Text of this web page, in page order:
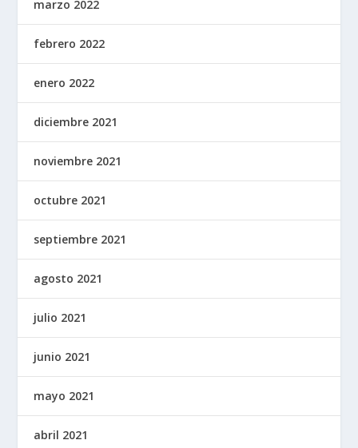
marzo 2022
febrero 2022
enero 2022
diciembre 2021
noviembre 2021
octubre 2021
septiembre 2021
agosto 2021
julio 2021
junio 2021
mayo 2021
abril 2021